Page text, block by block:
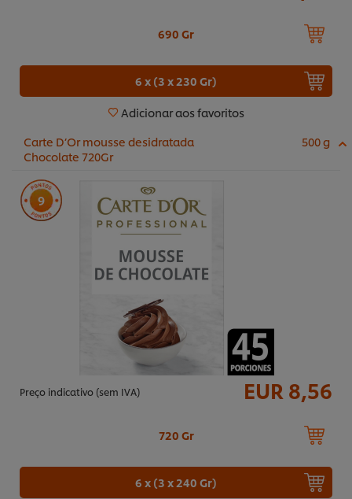
690 Gr
6 x (3 x 230 Gr)
Adicionar aos favoritos
Carte D’Or mousse desidratada
Chocolate 720Gr
500 g
9
Preço indicativo (sem IVA) EUR 8,56
720 Gr
6 x (3 x 240 Gr)